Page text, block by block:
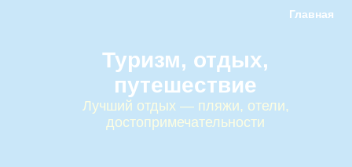
Главная
Туризм, отдых,
путешествие
Лучший отдых — пляжи, отели,
достопримечательности